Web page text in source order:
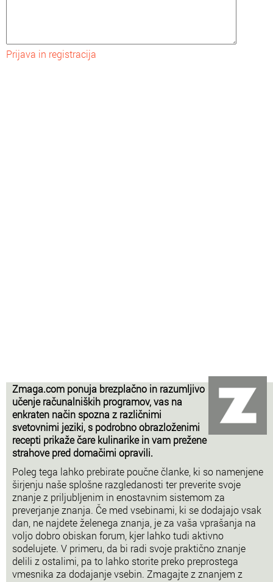
Prijava in registracija
Zmaga.com ponuja brezplačno in razumljivo
učenje računalniških programov, vas na
enkraten način spozna z različnimi
svetovnimi jeziki, s podrobno obrazloženimi
recepti prikaže čare kulinarike in vam prežene
strahove pred domačimi opravili.
Poleg tega lahko prebirate poučne članke, ki so namenjene
širjenju naše splošne razgledanosti ter preverite svoje
znanje z priljubljenim in enostavnim sistemom za
preverjanje znanja. Če med vsebinami, ki se dodajajo vsak
dan, ne najdete želenega znanja, je za vaša vprašanja na
voljo dobro obiskan forum, kjer lahko tudi aktivno
sodelujete. V primeru, da bi radi svoje praktično znanje
delili z ostalimi, pa to lahko storite preko preprostega
vmesnika za dodajanje vsebin. Zmagajte z znanjem z